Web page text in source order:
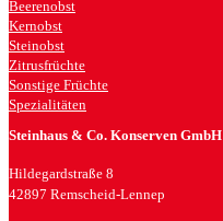
Beerenobst
Kernobst
Steinobst
Zitrusfrüchte
Sonstige Früchte
Spezialitäten
Steinhaus & Co. Konserven GmbH
Hildegardstraße 8
42897 Remscheid-Lennep